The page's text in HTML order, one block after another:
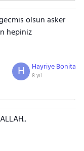
olsun asker
hepiniz
Hayriye Bonita
8 yıl
H